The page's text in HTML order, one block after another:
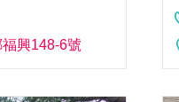
興148-6號